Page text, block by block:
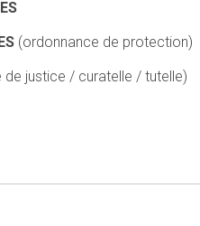
(ordonnance de protection)
de justice / curatelle / tutelle)